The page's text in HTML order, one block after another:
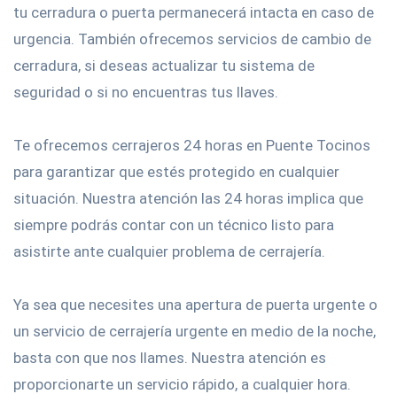
tu cerradura o puerta permanecerá intacta en caso de
urgencia. También ofrecemos servicios de cambio de
cerradura, si deseas actualizar tu sistema de
seguridad o si no encuentras tus llaves.
Te ofrecemos cerrajeros 24 horas en Puente Tocinos
para garantizar que estés protegido en cualquier
situación. Nuestra atención las 24 horas implica que
siempre podrás contar con un técnico listo para
asistirte ante cualquier problema de cerrajería.
Ya sea que necesites una apertura de puerta urgente o
un servicio de cerrajería urgente en medio de la noche,
basta con que nos llames. Nuestra atención es
proporcionarte un servicio rápido, a cualquier hora.